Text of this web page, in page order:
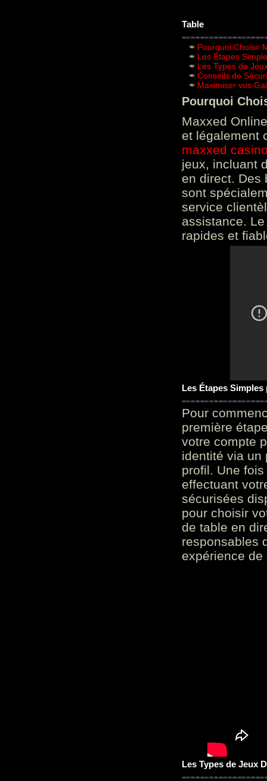
Table
Pourquoi Choisir
Les Étapes
Les Types de
Conseils de
Maximiser vos
Pourquoi
Maxxed
et légalement
maxxed
jeux, incluant
en direct. Des
sont
service
assistance.
rapides et
Les Étapes
Pour
première
votre compte
identité via un
profil. Une
effectuant
sécurisées
pour choisir
de table en
responsables
expérience
Les Types de Jeux